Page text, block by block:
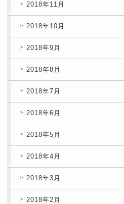
2018年11月
2018年10月
2018年9月
2018年8月
2018年7月
2018年6月
2018年5月
2018年4月
2018年3月
2018年2月